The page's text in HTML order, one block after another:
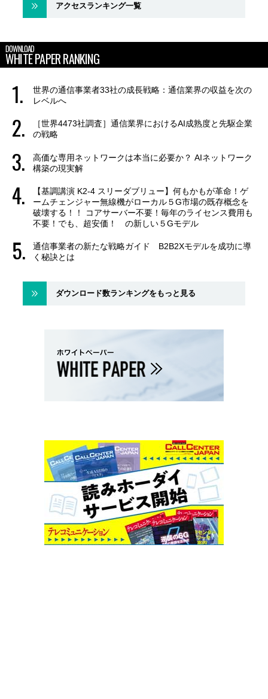
アクセスランキング一覧
DOWNLOAD
WHITE PAPER RANKING
世界の通信事業者33社の成長戦略：通信業界の収益を次の
レベルへ
［世界4473社調査］通信業界におけるAI成熟度と先駆企業
の戦略
高価な専用ネットワークは本当に必要か？ AIネットワーク
構築の現実解
【基調講演 K2-4 スリーダブリュー】何もかもが革命！ゲ
ームチェンジャー無線機がローカル５G市場の既存概念を
破壊する！！ コアサーバー不要！毎年のライセンス費用も
不要！でも、超安価！ の新しい５Gモデル
通信事業者の新たな戦略ガイド B2B2Xモデルを成功に導
く秘訣とは
ダウンロード数ランキングをもっと見る